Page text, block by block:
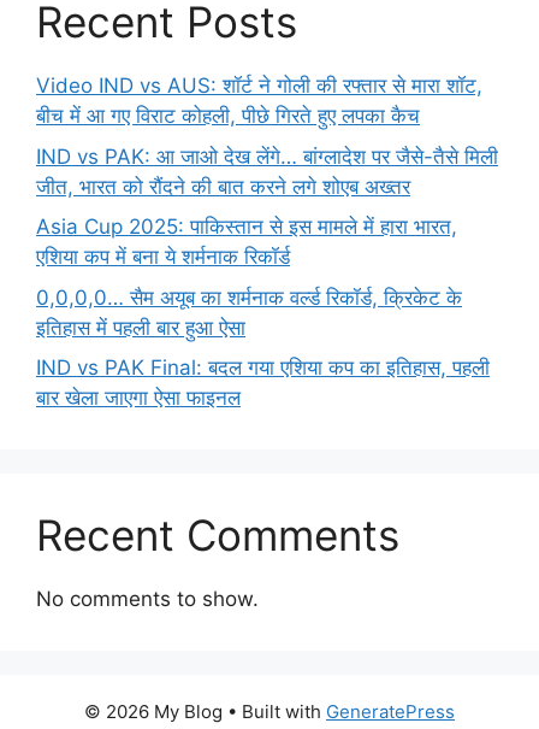
Recent Posts
Video IND vs AUS: शॉर्ट ने गोली की रफ्तार से मारा शॉट,
बीच में आ गए विराट कोहली, पीछे गिरते हुए लपका कैच
IND vs PAK: आ जाओ देख लेंगे… बांग्लादेश पर जैसे-तैसे मिली
जीत, भारत को रौंदने की बात करने लगे शोएब अख्तर
Asia Cup 2025: पाकिस्तान से इस मामले में हारा भारत,
एशिया कप में बना ये शर्मनाक रिकॉर्ड
0,0,0,0… सैम अयूब का शर्मनाक वर्ल्ड रिकॉर्ड, क्रिकेट के
इतिहास में पहली बार हुआ ऐसा
IND vs PAK Final: बदल गया एशिया कप का इतिहास, पहली
बार खेला जाएगा ऐसा फाइनल
Recent Comments
No comments to show.
© 2026 My Blog • Built with GeneratePress